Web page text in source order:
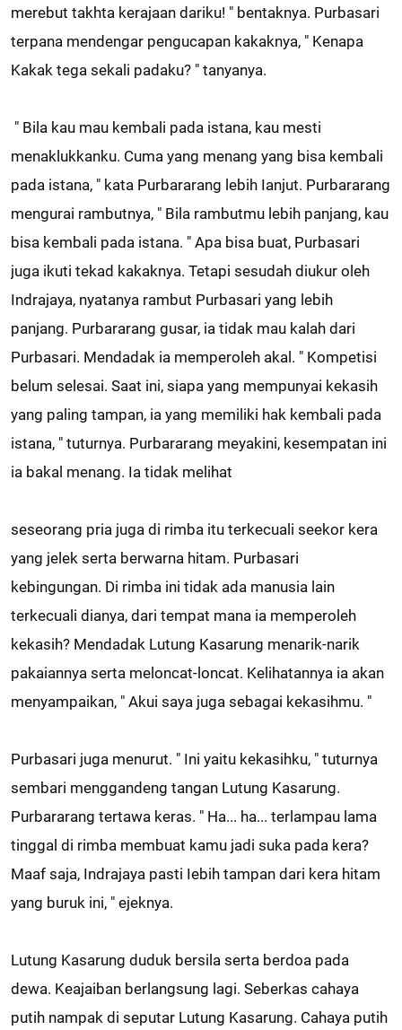
merebut takhta kerajaan dariku! " bentaknya. Purbasari
terpana mendengar pengucapan kakaknya, " Kenapa
Kakak tega sekali padaku? " tanyanya.
" Bila kau mau kembali pada istana, kau mesti
menaklukkanku. Cuma yang menang yang bisa kembali
pada istana, " kata Purbararang lebih Ianjut. Purbararang
mengurai rambutnya, " Bila rambutmu lebih panjang, kau
bisa kembali pada istana. " Apa bisa buat, Purbasari
juga ikuti tekad kakaknya. Tetapi sesudah diukur oleh
Indrajaya, nyatanya rambut Purbasari yang lebih
panjang. Purbararang gusar, ia tidak mau kalah dari
Purbasari. Mendadak ia memperoleh akal. " Kompetisi
belum selesai. Saat ini, siapa yang mempunyai kekasih
yang paling tampan, ia yang memiliki hak kembali pada
istana, " tuturnya. Purbararang meyakini, kesempatan ini
ia bakal menang. Ia tidak melihat
seseorang pria juga di rimba itu terkecuali seekor kera
yang jelek serta berwarna hitam. Purbasari
kebingungan. Di rimba ini tidak ada manusia lain
terkecuali dianya, dari tempat mana ia memperoleh
kekasih? Mendadak Lutung Kasarung menarik-narik
pakaiannya serta meloncat-loncat. Kelihatannya ia akan
menyampaikan, " Akui saya juga sebagai kekasihmu. "
Purbasari juga menurut. " Ini yaitu kekasihku, " tuturnya
sembari menggandeng tangan Lutung Kasarung.
Purbararang tertawa keras. " Ha... ha... terlampau lama
tinggal di rimba membuat kamu jadi suka pada kera?
Maaf saja, Indrajaya pasti Iebih tampan dari kera hitam
yang buruk ini, " ejeknya.
Lutung Kasarung duduk bersila serta berdoa pada
dewa. Keajaiban berlangsung lagi. Seberkas cahaya
putih nampak di seputar Lutung Kasarung. Cahaya putih